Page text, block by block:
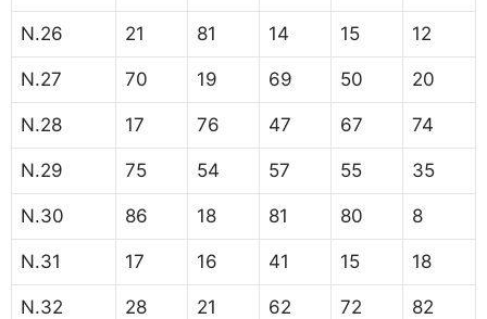
N.26 21 81 14 15 12
N.27 70 19 69 50 20
N.28 17 76 47 67 74
N.29 75 54 57 55 35
N.30 86 18 81 80 8
N.31 17 16 41 15 18
N.32 28 21 62 72 82